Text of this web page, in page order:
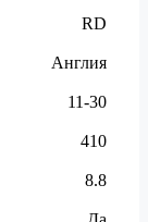
RD
Англия
11-30
410
8.8